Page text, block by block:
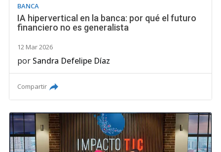
BANCA
IA hipervertical en la banca: por qué el futuro
financiero no es generalista
12 Mar 2026
por Sandra Defelipe Díaz
Compartir